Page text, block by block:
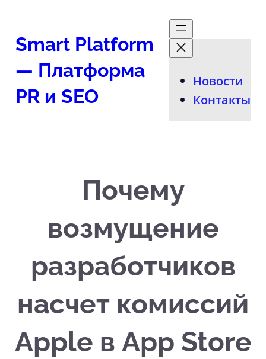
содержимому
Smart Platform
— Платформа
PR и SEO
Новости
Контакты
Почему
возмущение
разработчиков
насчет комиссий
Apple в App Store